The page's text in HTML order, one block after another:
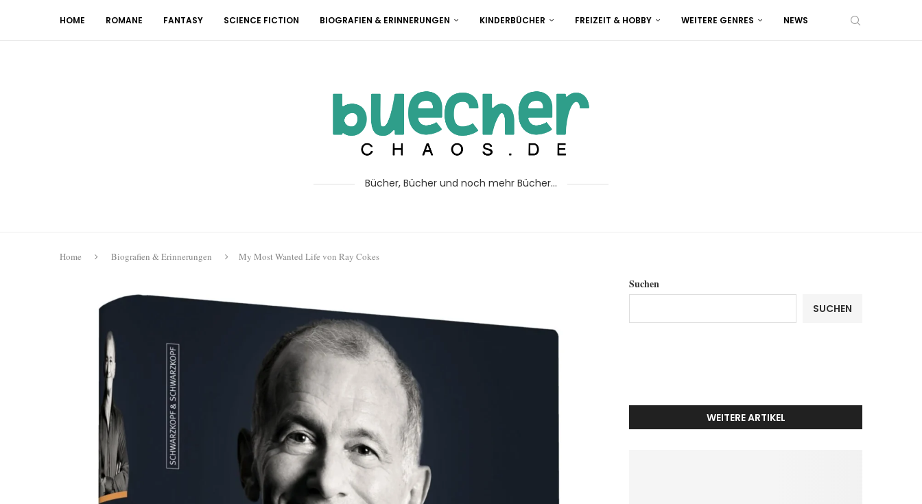
HOME ROMANE FANTASY SCIENCE FICTION BIOGRAFIEN & ERINNERUNGEN KINDERBÜCHER FREIZEIT & HOBBY WEITERE GENRES NEWS
Bücher, Bücher und noch mehr Bücher...
Home Biografien & Erinnerungen My Most Wanted Life von Ray Cokes
Suchen
SUCHEN
WEITERE ARTIKEL